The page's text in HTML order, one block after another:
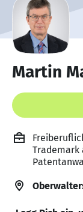
Martin
Trademark